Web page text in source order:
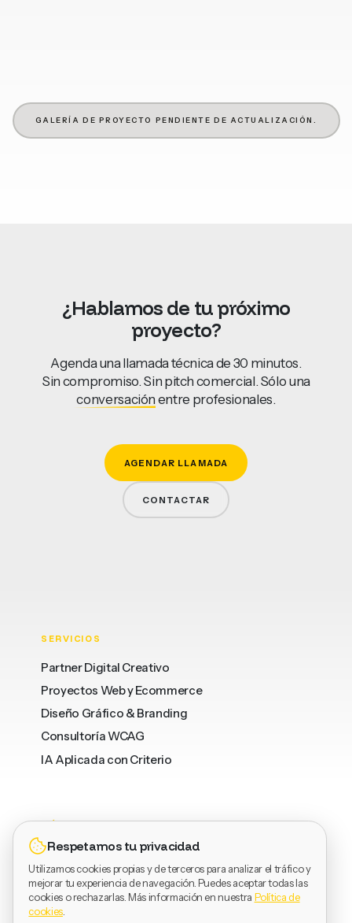
GALERÍA DE PROYECTO PENDIENTE DE ACTUALIZACIÓN.
¿Hablamosde tu próximo
proyecto?
Agenda una llamada técnica de 30 minutos.
Sin compromiso. Sin pitch comercial. Sólo una
conversaciónentre profesionales.
AGENDAR LLAMADA
CONTACTAR
SERVICIOS
Partner Digital Creativo
Proyectos Web y Ecommerce
Diseño Gráfico & Branding
Consultoría WCAG
IA Aplicada con Criterio
DÓNDE
Barcelona
Valencia
Vinaròs
LEGAL
Privacidad
Términos
Cookies
SOCIAL
Dribbble
Behance
Respetamos tu privacidad
Utilizamos cookies propias y de terceros para analizar el tráfico y
mejorar tu experiencia de navegación. Puedes aceptar todas las
cookies o rechazarlas. Más información en nuestra Política de
cookies.